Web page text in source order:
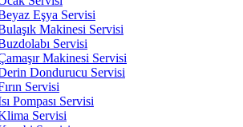
Eşya Servisi
Makinesi Servisi
Servisi
Makinesi Servisi
Dondurucu Servisi
Servisi
Pompası Servisi
Servisi